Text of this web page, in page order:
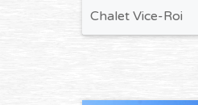
Chalet Vice-Roi